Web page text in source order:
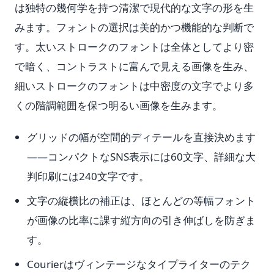
は独特の幾何学を持つ清潔で現代的な文字の形を生
みます。フォントの選択は美的かつ機能的な判断で
す。太いストロークのフォントは全体としてより密
で暗く、コントラストに富んで見える画像を生み、
細いストロークのフォントは中密度の文字でより多
くの階調範囲を保つ明るい画像を生みます。
グリッドの幅が空間的ディテールを直接決めます
——コンパクトなSNS表示には60文字、詳細な大
判印刷には240文字です。
文字の縦横比の補正は、ほとんどの等幅フォント
が画像の比率に課す縦方向の引き伸ばしを防ぎま
す。
Courierはヴィンテージなタイプライターのテク